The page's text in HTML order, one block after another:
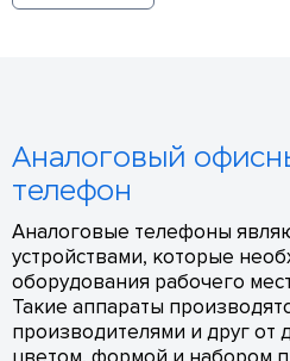
Аналоговый
телефон
Аналоговые телефоны
устройствами, которые
оборудования рабочего
Такие аппараты
производителями и друг от